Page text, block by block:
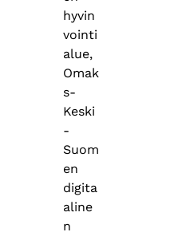
hyvin
vointi
alue,
Omak
s-
Keski
-
Suom
en
digita
aline
n